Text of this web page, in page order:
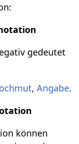
gedeutet
, Angabe.
können